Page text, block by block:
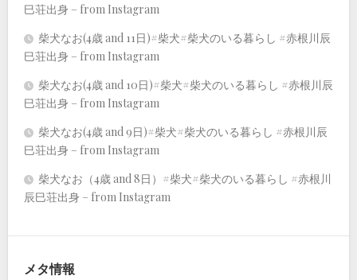
巳荘出身 – from Instagram
柴犬なお(4歳 and 11日)#柴犬#柴犬のいる暮らし #赤根川辰
巳荘出身 – from Instagram
柴犬なお(4歳 and 10日)#柴犬#柴犬のいる暮らし #赤根川辰
巳荘出身 – from Instagram
柴犬なお(4歳 and 9日)#柴犬#柴犬のいる暮らし #赤根川辰
巳荘出身 – from Instagram
柴犬なお（4歳 and 8日）#柴犬#柴犬のいる暮らし #赤根川
辰巳荘出身 – from Instagram
メタ情報